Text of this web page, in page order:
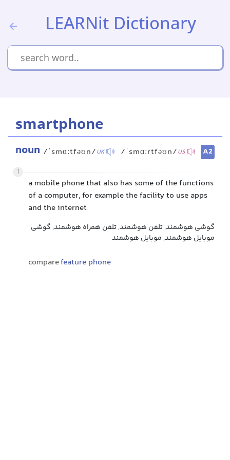
LEARNit Dictionary
smartphone
noun /ˈsmɑːtfəʊn/UK /ˈsmɑːrtfəʊn/US
A2
1
a mobile phone that also has some of the functions
of a computer, for example the facility to use apps
and the internet
گوشی هوشمند, تلفن هوشمند, تلفن همراه هوشمند, گوشی
موبایل هوشمند, موبایل هوشمند
comparefeature phone